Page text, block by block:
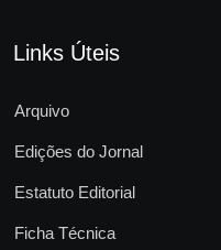
Links Úteis
Arquivo
Edições do Jornal
Estatuto Editorial
Ficha Técnica